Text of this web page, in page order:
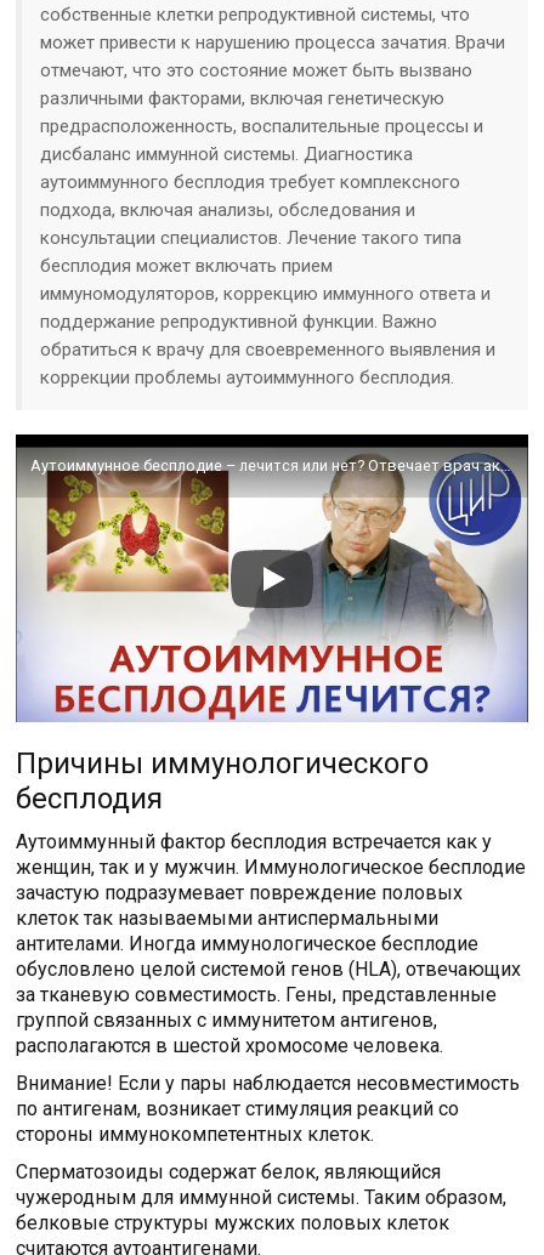
собственные клетки репродуктивной системы, что
может привести к нарушению процесса зачатия. Врачи
отмечают, что это состояние может быть вызвано
различными факторами, включая генетическую
предрасположенность, воспалительные процессы и
дисбаланс иммунной системы. Диагностика
аутоиммунного бесплодия требует комплексного
подхода, включая анализы, обследования и
консультации специалистов. Лечение такого типа
бесплодия может включать прием
иммуномодуляторов, коррекцию иммунного ответа и
поддержание репродуктивной функции. Важно
обратиться к врачу для своевременного выявления и
коррекции проблемы аутоиммунного бесплодия.
Аутоиммунное бесплодие – лечится или нет? Отвечает врач акушер-гинеколог Гузов И.И.
Причины иммунологического
бесплодия
Аутоиммунный фактор бесплодия встречается как у
женщин, так и у мужчин. Иммунологическое бесплодие
зачастую подразумевает повреждение половых
клеток так называемыми антиспермальными
антителами. Иногда иммунологическое бесплодие
обусловлено целой системой генов (HLA), отвечающих
за тканевую совместимость. Гены, представленные
группой связанных с иммунитетом антигенов,
располагаются в шестой хромосоме человека.
Внимание! Если у пары наблюдается несовместимость
по антигенам, возникает стимуляция реакций со
стороны иммунокомпетентных клеток.
Сперматозоиды содержат белок, являющийся
чужеродным для иммунной системы. Таким образом,
белковые структуры мужских половых клеток
считаются аутоантигенами.